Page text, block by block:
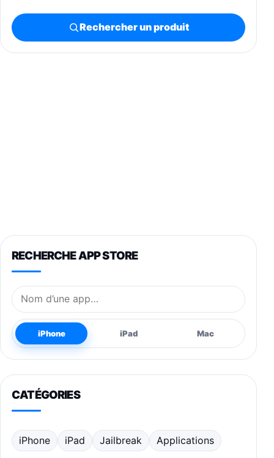
Rechercher un produit
RECHERCHE APP STORE
Nom de l’application
iPhone iPad Mac
CATÉGORIES
iPhone iPad Jailbreak Applications